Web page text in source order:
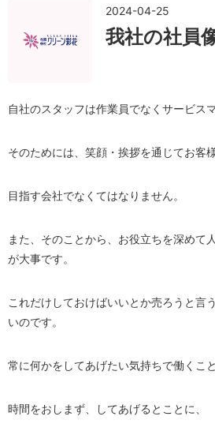
2024-04-25
我社の社員
自社のスタッフは作業員でなくサービス
そのためには、笑顔・挨拶を通じてお客
目指す会社でなくてはなりません。
また、そのことから、お役立ちを深めて
が大事です。
これだけしておけばいいとか売ろうと言
いのです。
常に何かをしてあげたい気持ちで働くこ
時間をおしまず、してあげるとことに、